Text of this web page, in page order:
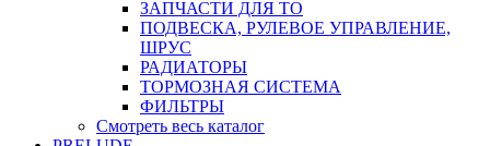
ЗАПЧАСТИ ДЛЯ ТО
ПОДВЕСКА, РУЛЕВОЕ УПРАВЛЕНИЕ,
ШРУС
РАДИАТОРЫ
ТОРМОЗНАЯ СИСТЕМА
ФИЛЬТРЫ
Смотреть весь каталог